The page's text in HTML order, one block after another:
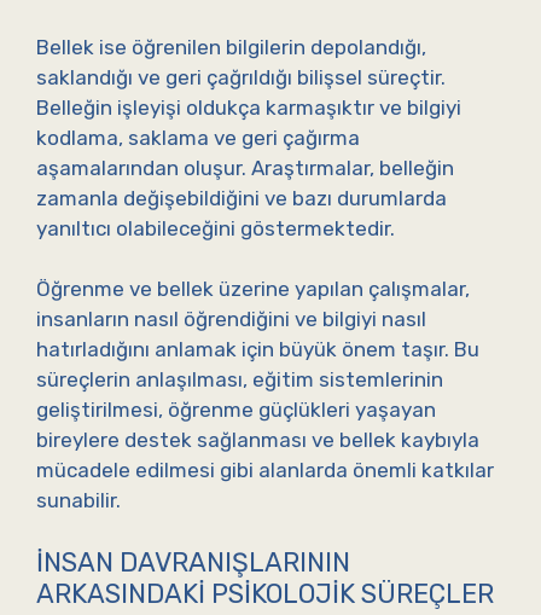
Bellek ise öğrenilen bilgilerin depolandığı,
saklandığı ve geri çağrıldığı bilişsel süreçtir.
Belleğin işleyişi oldukça karmaşıktır ve bilgiyi
kodlama, saklama ve geri çağırma
aşamalarından oluşur. Araştırmalar, belleğin
zamanla değişebildiğini ve bazı durumlarda
yanıltıcı olabileceğini göstermektedir.
Öğrenme ve bellek üzerine yapılan çalışmalar,
insanların nasıl öğrendiğini ve bilgiyi nasıl
hatırladığını anlamak için büyük önem taşır. Bu
süreçlerin anlaşılması, eğitim sistemlerinin
geliştirilmesi, öğrenme güçlükleri yaşayan
bireylere destek sağlanması ve bellek kaybıyla
mücadele edilmesi gibi alanlarda önemli katkılar
sunabilir.
İNSAN DAVRANIŞLARININ
ARKASINDAKI PSIKOLOJIK SÜREÇLER